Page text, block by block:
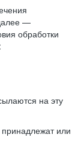
—
обработки
на эту
или